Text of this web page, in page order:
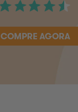
COMPRE AGORA